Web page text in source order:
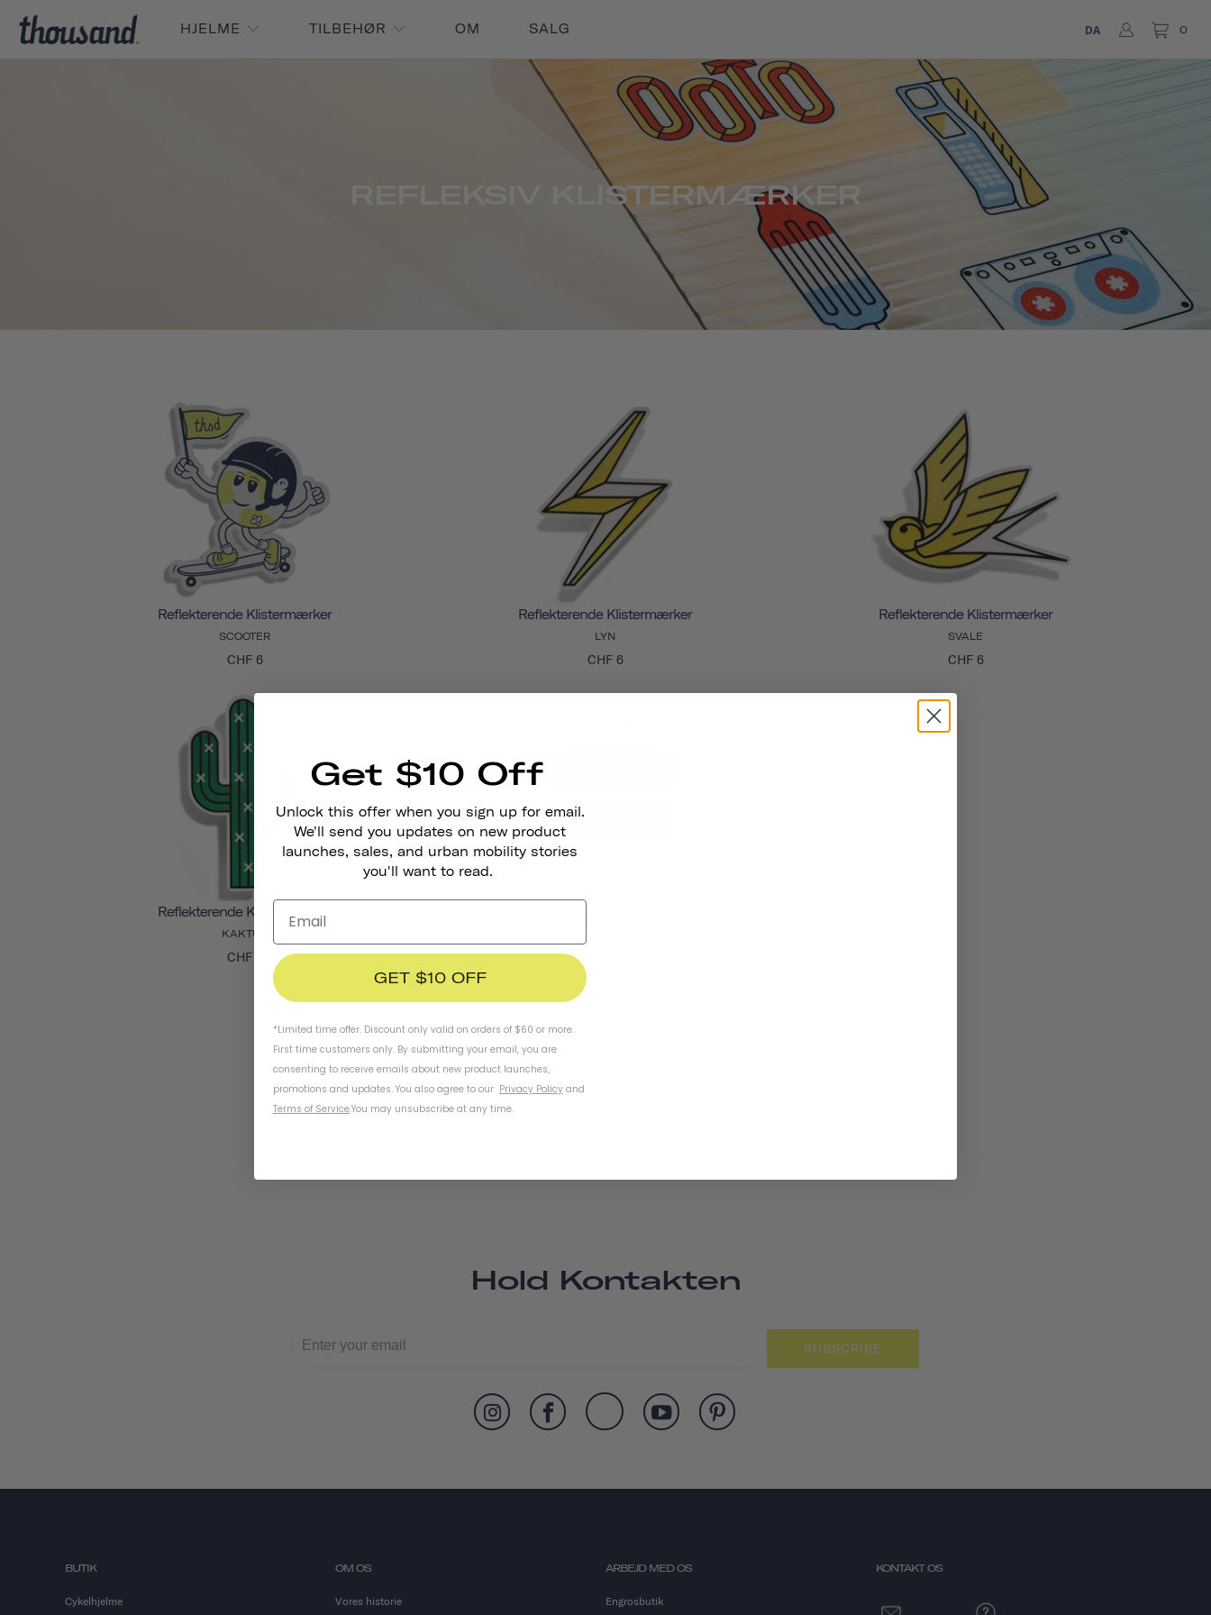
HJELME TILBEHØR OM SALG DA 0
REFLEKSIV KLISTERMÆRKER
Reflekterende Klistermærker
SCOOTER
CHF 6
Reflekterende Klistermærker
LYN
CHF 6
Reflekterende Klistermærker
SVALE
CHF 6
Reflekterende Klistermærker
KAKTUS
CHF 6
UDTRYK DIG SELV OG TILFØJ ET EKSTRA
SIKKERHEDSELEMENT MED VORES REFLEKTERENDE
KLISTERMÆRKER. VORES KLISTERMÆRKER TIL VOKSNE ER
VEJRBESTANDIGE OG PERMANENTE OG HJÆLPER DIG MED AT
Hold Kontakten
SUBSCRIBE
BUTIK
Cykelhjelme
OM OS
Vores historie
ARBEJD MED OS
Engrosbutik
KONTAKT OS
Get $10 Off
Unlock this offer when you sign up for email.
We'll send you updates on new product
launches, sales, and urban mobility stories
you'll want to read.
GET $10 OFF
*Limited time offer. Discount only valid on orders of $60 or more.
First time customers only. By submitting your email, you are
consenting to receive emails about new product launches,
promotions and updates. You also agree to our Privacy Policy and
Terms of Service.You may unsubscribe at any time.